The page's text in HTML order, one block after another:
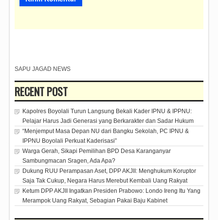
SAPU JAGAD NEWS
RECENT POST
Kapolres Boyolali Turun Langsung Bekali Kader IPNU & IPPNU:
Pelajar Harus Jadi Generasi yang Berkarakter dan Sadar Hukum
“Menjemput Masa Depan NU dari Bangku Sekolah, PC IPNU &
IPPNU Boyolali Perkuat Kaderisasi”
Warga Gerah, Sikapi Pemilihan BPD Desa Karanganyar
Sambungmacan Sragen, Ada Apa?
Dukung RUU Perampasan Aset, DPP AKJII: Menghukum Koruptor
Saja Tak Cukup, Negara Harus Merebut Kembali Uang Rakyat
Ketum DPP AKJII Ingatkan Presiden Prabowo: Londo Ireng Itu Yang
Merampok Uang Rakyat, Sebagian Pakai Baju Kabinet